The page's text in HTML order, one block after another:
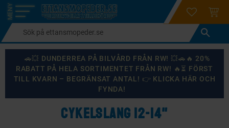
Meny
login
🚗💥 DUNDERREA PÅ BILVÅRD FRÅN RW! 💥🚗🔥 20%
RABATT PÅ HELA SORTIMENTET FRÅN RW! 🔥⏳ FÖRST
TILL KVARN – BEGRÄNSAT ANTAL! 👉 KLICKA HÄR OCH
FYNDA!
CYKELSLANG 12-14"